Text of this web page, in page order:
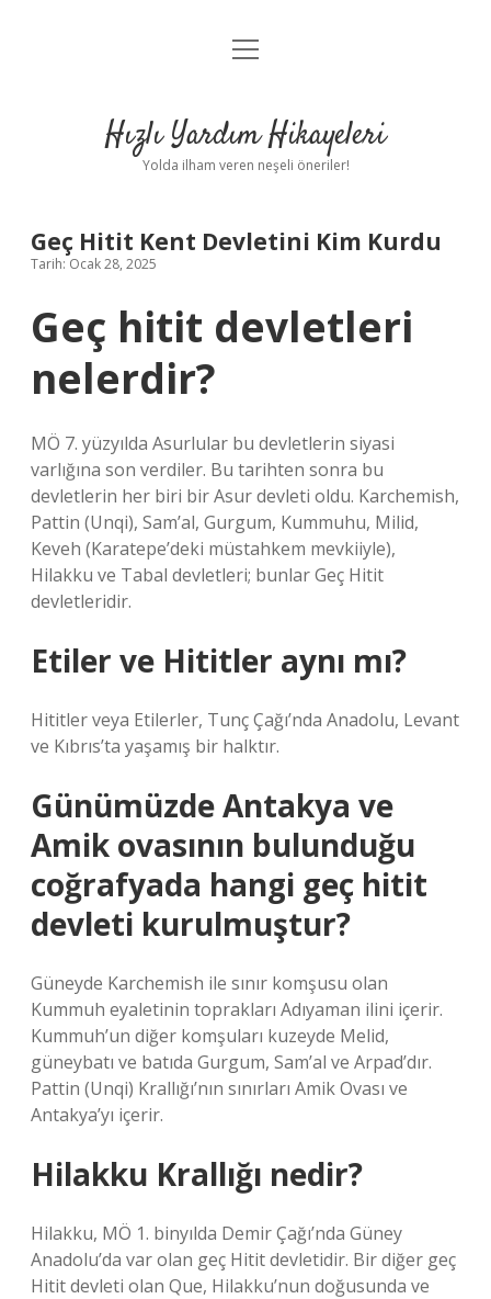
Anasayfa
Yasal Uyarı
menüyü
Hızlı Yardım Hikayeleri
Yolda ilham veren neşeli öneriler!
Geç Hitit Kent Devletini Kim Kurdu
Tarih: Ocak 28, 2025
Geç hitit devletleri
nelerdir?
MÖ 7. yüzyılda Asurlular bu devletlerin siyasi
varlığına son verdiler. Bu tarihten sonra bu
devletlerin her biri bir Asur devleti oldu. Karchemish,
Pattin (Unqi), Sam’al, Gurgum, Kummuhu, Milid,
Keveh (Karatepe’deki müstahkem mevkiiyle),
Hilakku ve Tabal devletleri; bunlar Geç Hitit
devletleridir.
Etiler ve Hititler aynı mı?
Hititler veya Etilerler, Tunç Çağı’nda Anadolu, Levant
ve Kıbrıs’ta yaşamış bir halktır.
Günümüzde Antakya ve
Amik ovasının bulunduğu
coğrafyada hangi geç hitit
devleti kurulmuştur?
Güneyde Karchemish ile sınır komşusu olan
Kummuh eyaletinin toprakları Adıyaman ilini içerir.
Kummuh’un diğer komşuları kuzeyde Melid,
güneybatı ve batıda Gurgum, Sam’al ve Arpad’dır.
Pattin (Unqi) Krallığı’nın sınırları Amik Ovası ve
Antakya’yı içerir.
Hilakku Krallığı nedir?
Hilakku, MÖ 1. binyılda Demir Çağı’nda Güney
Anadolu’da var olan geç Hitit devletidir. Bir diğer geç
Hitit devleti olan Que, Hilakku’nun doğusunda ve